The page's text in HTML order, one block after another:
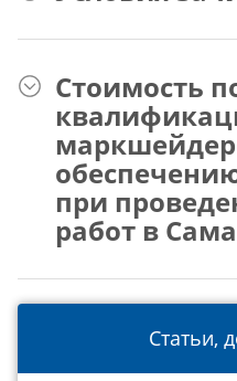
Статьи,
Стоимость
при
работ в